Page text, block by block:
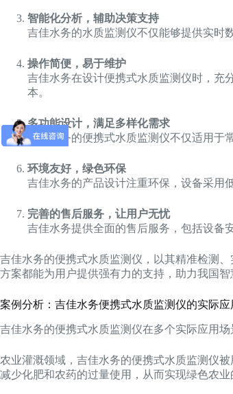
智能化分析，辅助决策支持
吉佳水务的水质监测仪不仅能够提供实时
操作简便，易于维护
吉佳水务在设计便携式水质监测仪时，充
本。
多功能设计，满足多样化需求
吉佳水务的便携式水质监测仪不仅适用于
环境友好，绿色环保
吉佳水务的产品设计注重环保，设备采用
完善的售后服务，让用户无忧
吉佳水务提供全面的售后服务，包括设备
吉佳水务的便携式水质监测仪，以其精准检测
方案都能为用户提供强有力的支持，助力我国智
案例分析：吉佳水务便携式水质监测仪的实际应
吉佳水务的便携式水质监测仪在多个实际应用
农业灌溉领域，吉佳水务的便携式水质监测仪
减少化肥和农药的过量使用，从而实现绿色农业